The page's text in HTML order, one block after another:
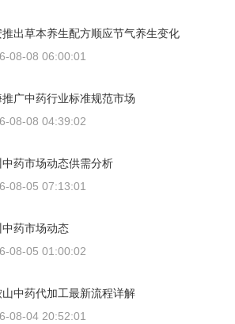
推出草本养生配方顺应节气养生变化
08-08 06:00:01
推广中药行业标准规范市场
08-08 04:39:02
中药市场动态供需分析
08-05 07:13:01
中药市场动态
08-05 01:00:02
山中药代加工最新流程详解
08-04 20:52:01